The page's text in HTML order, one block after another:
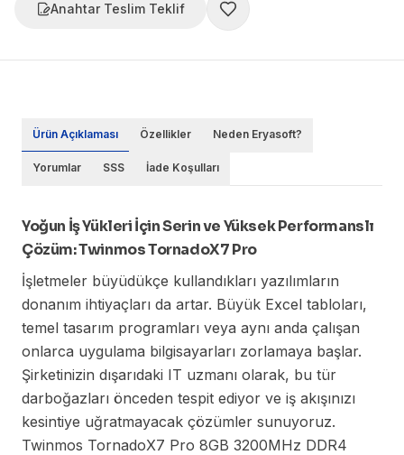
Anahtar Teslim Teklif
Ürün Açıklaması Özellikler Neden Eryasoft?
Yorumlar SSS İade Koşulları
Yoğun İş Yükleri İçin Serin ve Yüksek Performanslı
Çözüm: Twinmos TornadoX7 Pro
İşletmeler büyüdükçe kullandıkları yazılımların
donanım ihtiyaçları da artar. Büyük Excel tabloları,
temel tasarım programları veya aynı anda çalışan
onlarca uygulama bilgisayarları zorlamaya başlar.
Şirketinizin dışarıdaki IT uzmanı olarak, bu tür
darboğazları önceden tespit ediyor ve iş akışınızı
kesintiye uğratmayacak çözümler sunuyoruz.
Twinmos TornadoX7 Pro 8GB 3200MHz DDR4